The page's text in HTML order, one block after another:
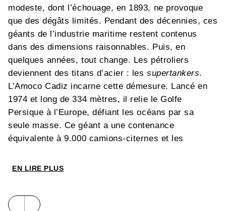
modeste, dont l’échouage, en 1893, ne provoque
que des dégâts limités. Pendant des décennies, ces
géants de l’industrie maritime restent contenus
dans des dimensions raisonnables. Puis, en
quelques années, tout change. Les pétroliers
deviennent des titans d’acier : lessupertankers.
L’Amoco Cadiz incarne cette démesure. Lancé en
1974 et long de 334 mètres, il relie le Golfe
Persique à l’Europe, défiant les océans par sa
seule masse. Ce géant a une contenance
équivalente à 9.000 camions-citernes et les
tout en faisant trente fois son poids. Rien ne
leur talon d’Achille. En mars 1978, mal entretenu et
EN LIRE PLUS